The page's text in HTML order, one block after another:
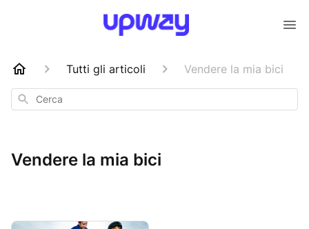
Tutti gli articoli Vendere la mia bici
Cerca
Vendere la mia bici